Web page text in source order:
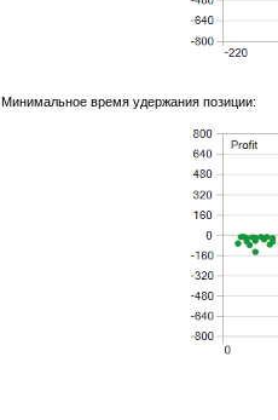
Минимальное время удержания позиции: